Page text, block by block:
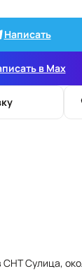
Написать
в Max
СНТ Сулица,